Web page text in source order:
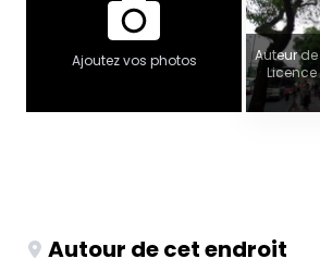
Ajoutez vos photos
Auteur
Autour de cet endroit